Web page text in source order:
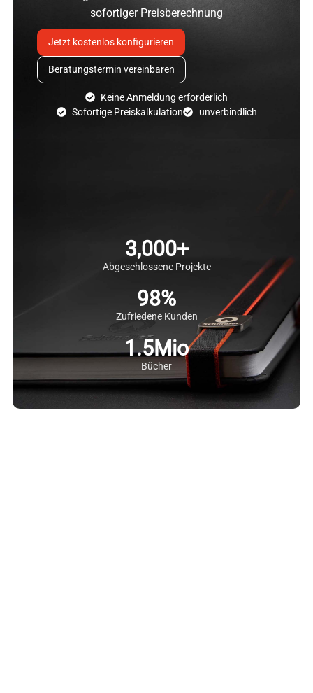
Abgeschlossene Projekte
3,000+
Zufriedene Kunden
98%
Bücher
1.5Mio
sofortiger Preisberechnung
Jetzt kostenlos konfigurieren
Beratungstermin vereinbaren
Keine Anmeldung erforderlich
Sofortige Preiskalkulation
unverbindlich